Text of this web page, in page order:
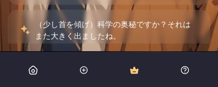
（少し首を傾げ）科学の奥秘ですか？それは
また大きく出ましたね。